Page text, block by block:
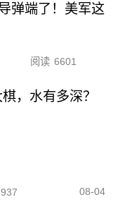
弹端了！美军这
阅读 6601
，水有多深？
08-04